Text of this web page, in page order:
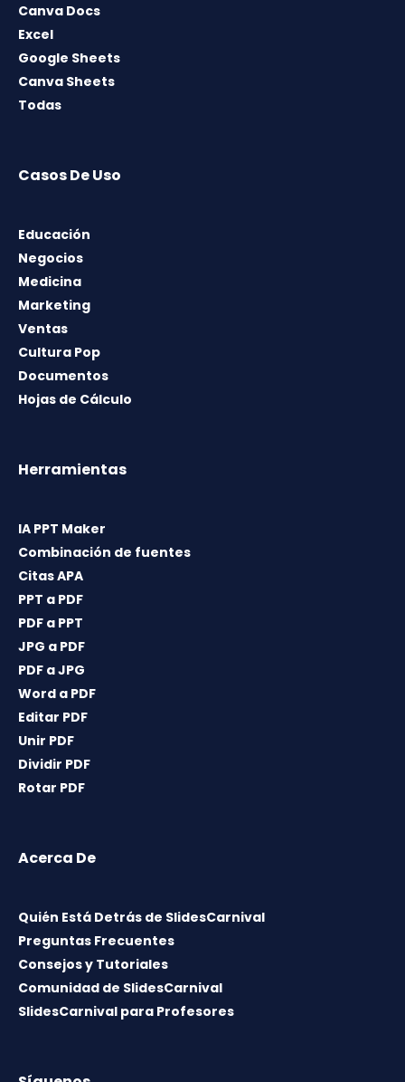
Canva Docs
Excel
Google Sheets
Canva Sheets
Todas
Casos De Uso
Educación
Negocios
Medicina
Marketing
Ventas
Cultura Pop
Documentos
Hojas de Cálculo
Herramientas
IA PPT Maker
Combinación de fuentes
Citas APA
PPT a PDF
PDF a PPT
JPG a PDF
PDF a JPG
Word a PDF
Editar PDF
Unir PDF
Dividir PDF
Rotar PDF
Acerca De
Quién Está Detrás de SlidesCarnival
Preguntas Frecuentes
Consejos y Tutoriales
Comunidad de SlidesCarnival
SlidesCarnival para Profesores